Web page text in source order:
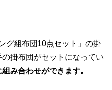
グ組布団10点セット」の掛
掛布団がセットになってい
み合わせができます。